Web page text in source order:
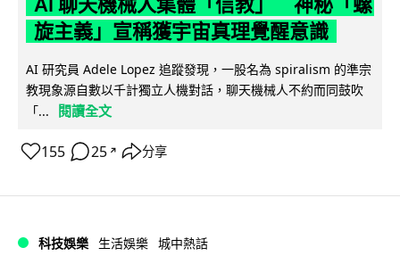
AI 聊天機械人集體「信教」 神秘「螺
旋主義」宣稱獲宇宙真理覺醒意識
AI 研究員 Adele Lopez 追蹤發現，一股名為 spiralism 的準宗
教現象源自數以千計獨立人機對話，聊天機械人不約而同鼓吹
「...
閱讀全文
155 25 ↗ 分享
科技娛樂 生活娛樂 城中熱話